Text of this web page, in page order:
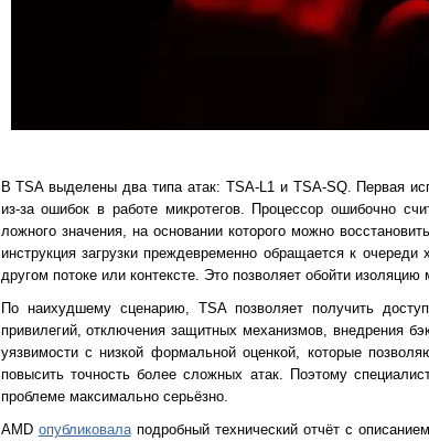
В TSA выделены два типа атак: TSA-L1 и TSA-SQ. Первая
из-за ошибок в работе микротегов. Процессор ошибочно
ложного значения, на основании которого можно
инструкция загрузки преждевременно обращается к
другом потоке или контексте. Это позволяет обойти
По наихудшему сценарию, TSA позволяет получить
привилегий, отключения защитных механизмов, внедрения
уязвимости с низкой формальной оценкой, которые
повысить точность более сложных атак. Поэтому
проблеме максимально серьёзно.
AMD опубликовалаподробный технический отчёт с